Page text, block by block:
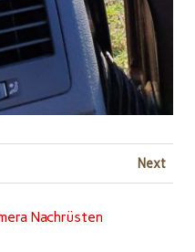
Next
Nachrüsten